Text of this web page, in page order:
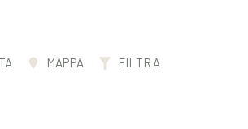
MAPPA FILTRA